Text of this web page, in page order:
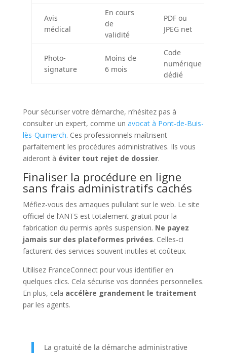
Avis
médical
En cours
de
validité
PDF ou
JPEG net
Photo-
signature
Moins de
6 mois
Code
numérique
dédié
Pour sécuriser votre démarche, n’hésitez pas à
consulter un expert, comme un avocat à Pont-de-Buis-
lès-Quimerch. Ces professionnels maîtrisent
parfaitement les procédures administratives. Ils vous
aideront à éviter tout rejet de dossier.
Finaliser la procédure en ligne
sans frais administratifs cachés
Méfiez-vous des arnaques pullulant sur le web. Le site
officiel de l’ANTS est totalement gratuit pour la
fabrication du permis après suspension. Ne payez
jamais sur des plateformes privées. Celles-ci
facturent des services souvent inutiles et coûteux.
Utilisez FranceConnect pour vous identifier en
quelques clics. Cela sécurise vos données personnelles.
En plus, cela accélère grandement le traitement
par les agents.
La gratuité de la démarche administrative